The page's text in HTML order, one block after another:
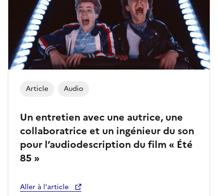
Un entretien avec une autrice, une
collaboratrice et un ingénieur du son
pour l’audiodescription du film « Été
85 »
Aller à l'article
Article Audio